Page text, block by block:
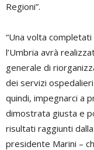
Regioni”.
“Una volta
l’Umbria avrà
generale di
dei servizi
quindi, impegnarci a
dimostrata giusta e
risultati raggiunti
presidente Marini –